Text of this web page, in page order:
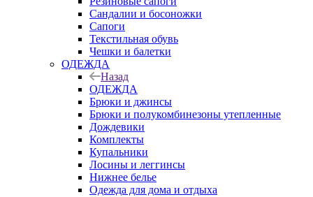
Сандалии и босоножки
Сапоги
Текстильная обувь
Чешки и балетки
ОДЕЖДА
Назад
ОДЕЖДА
Брюки и джинсы
Брюки и полукомбинезоны утепленные
Дождевики
Комплекты
Купальники
Лосины и леггинсы
Нижнее белье
Одежда для дома и отдыха